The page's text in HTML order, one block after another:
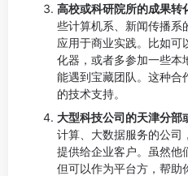
高校或科研院所的成果转
些计算机系、新闻传播系
应用于商业实践。比如可
化器，或者多参加一些本
能遇到宝藏团队。这种合
的技术支持。
大型科技公司的天津分部
计算、大数据服务的公司
提供给企业客户。虽然他
但可以作为平台方，帮助